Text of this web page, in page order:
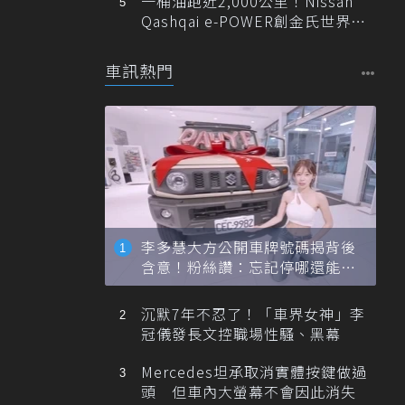
Qashqai e-POWER創金氏世界紀
車訊熱門
李多慧大方公開車牌號碼揭背後
含意！粉絲讚：忘記停哪還能幫
忙找車
沉默7年不忍了！「車界女神」李
冠儀發長文控職場性騷、黑幕
Mercedes坦承取消實體按鍵做過
頭 但車內大螢幕不會因此消失